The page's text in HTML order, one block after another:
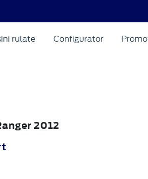
rulate Configurator
2012